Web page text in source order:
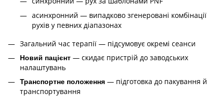
асинхронний — випадково згенеровані комбінації
рухів у певних діапазонах
Загальний час терапії — підсумовує окремі сеанси
Новий пацієнт — скидає пристрій до заводських
налаштувань
Транспортне положення — підготовка до пакування й
транспортування